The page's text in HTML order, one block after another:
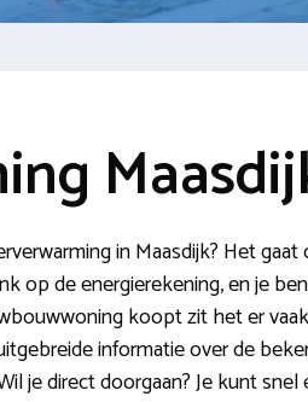
in Maasdijk? Het
op de energierekening, en je
koopt zit het er
informatie over de
je direct doorgaan? Je kunt